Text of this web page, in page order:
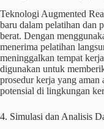
Teknologi Augmented
baru dalam pelatihan dan
berat. Dengan
menerima pelatihan
meninggalkan tempat
digunakan untuk
prosedur kerja yang aman
potensial di lingkungan
4. Simulasi dan Analisis